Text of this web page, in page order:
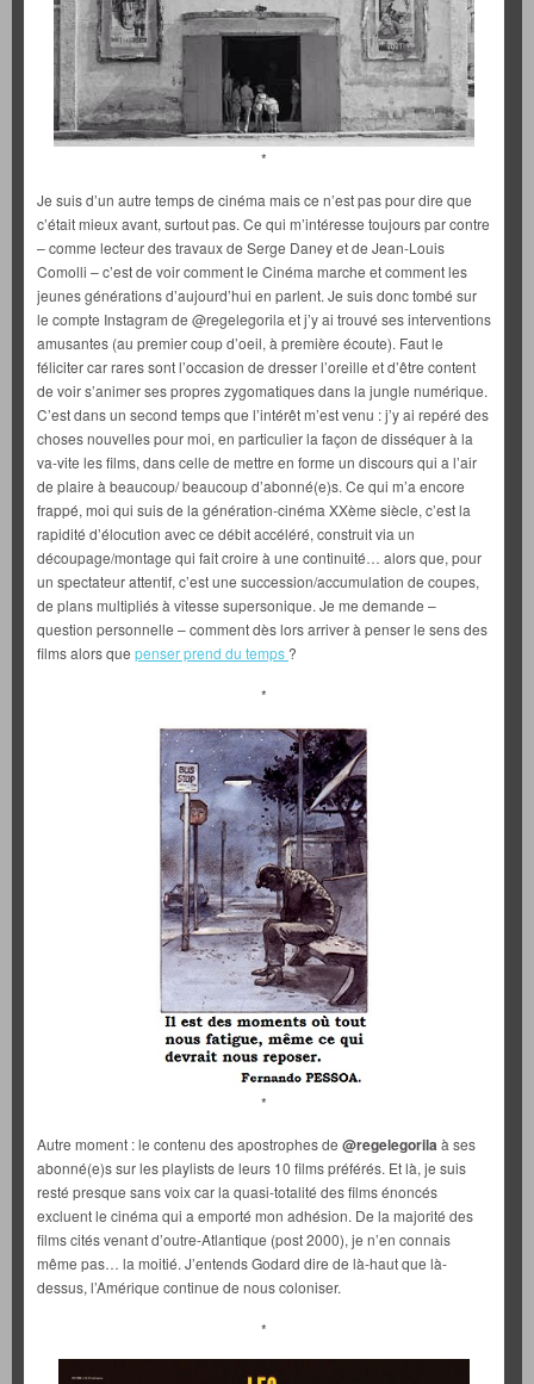
*
Je suis d’un autre temps de cinéma mais ce n’est pas pour dire que
c’était mieux avant, surtout pas. Ce qui m’intéresse toujours par contre
– comme lecteur des travaux de Serge Daney et de Jean-Louis
Comolli – c’est de voir comment le Cinéma marche et comment les
jeunes générations d’aujourd’hui en parlent. Je suis donc tombé sur
le compte Instagram de @regelegorila et j’y ai trouvé ses interventions
amusantes (au premier coup d’oeil, à première écoute). Faut le
féliciter car rares sont l’occasion de dresser l’oreille et d’être content
de voir s’animer ses propres zygomatiques dans la jungle numérique.
C’est dans un second temps que l’intérêt m’est venu : j’y ai repéré des
choses nouvelles pour moi, en particulier la façon de disséquer à la
va-vite les films, dans celle de mettre en forme un discours qui a l’air
de plaire à beaucoup/ beaucoup d’abonné(e)s. Ce qui m’a encore
frappé, moi qui suis de la génération-cinéma XXème siècle, c’est la
rapidité d’élocution avec ce débit accéléré, construit via un
découpage/montage qui fait croire à une continuité… alors que, pour
un spectateur attentif, c’est une succession/accumulation de coupes,
de plans multipliés à vitesse supersonique. Je me demande –
question personnelle – comment dès lors arriver à penser le sens des
films alors que penser prend du temps ?
*
*
Autre moment : le contenu des apostrophes de @regelegorilaà ses
abonné(e)s sur les playlists de leurs 10 films préférés. Et là, je suis
resté presque sans voix car la quasi-totalité des films énoncés
excluent le cinéma qui a emporté mon adhésion. De la majorité des
films cités venant d’outre-Atlantique (post 2000), je n’en connais
même pas… la moitié. J’entends Godard dire de là-haut que là-
dessus, l’Amérique continue de nous coloniser.
*